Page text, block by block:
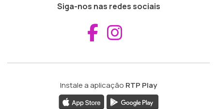
Siga-nos nas redes sociais
Aceder ao
Instale a aplicação RTP Play